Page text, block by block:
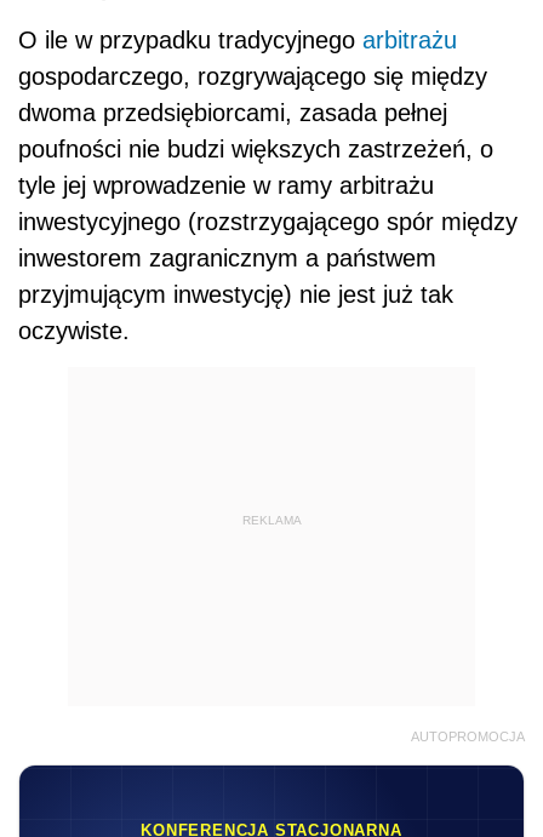
O ile w przypadku tradycyjnego arbitrażu
gospodarczego, rozgrywającego się między
dwoma przedsiębiorcami, zasada pełnej
poufności nie budzi większych zastrzeżeń, o
tyle jej wprowadzenie w ramy arbitrażu
inwestycyjnego (rozstrzygającego spór między
inwestorem zagranicznym a państwem
przyjmującym inwestycję) nie jest już tak
oczywiste.
REKLAMA
AUTOPROMOCJA
KONFERENCJA STACJONARNA